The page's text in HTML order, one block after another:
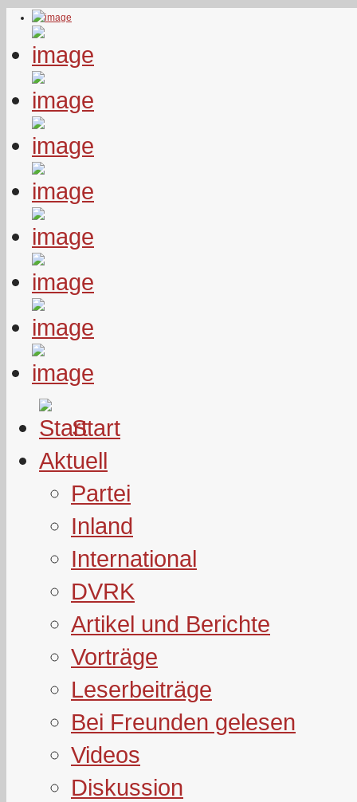
Start
Aktuell
Partei
Inland
International
DVRK
Artikel und Berichte
Vorträge
Leserbeiträge
Bei Freunden gelesen
Videos
Diskussion